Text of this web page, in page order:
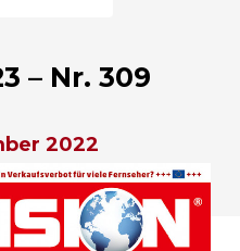
– Nr. 309
2022